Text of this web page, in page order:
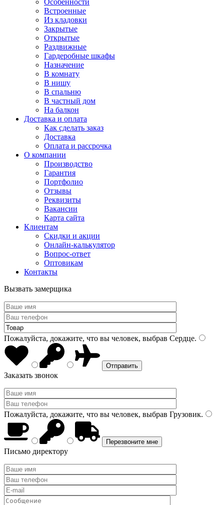
Особенности
Встроенные
Из кладовки
Закрытые
Открытые
Раздвижные
Гардеробные шкафы
Назначение
В комнату
В нишу
В спальню
В частный дом
На балкон
Доставка и оплата
Как сделать заказ
Доставка
Оплата и рассрочка
О компании
Производство
Гарантия
Портфолио
Отзывы
Реквизиты
Вакансии
Карта сайта
Клиентам
Скидки и акции
Онлайн-калькулятор
Вопрос-ответ
Оптовикам
Контакты
Вызвать замерщика
Пожалуйста, докажите, что вы человек, выбрав Сердце.
Заказать звонок
Пожалуйста, докажите, что вы человек, выбрав Грузовик.
Письмо директору